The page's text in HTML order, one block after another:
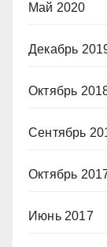
Май 2020
Декабрь
Октябрь
Сентябрь
Октябрь
Июнь 2017